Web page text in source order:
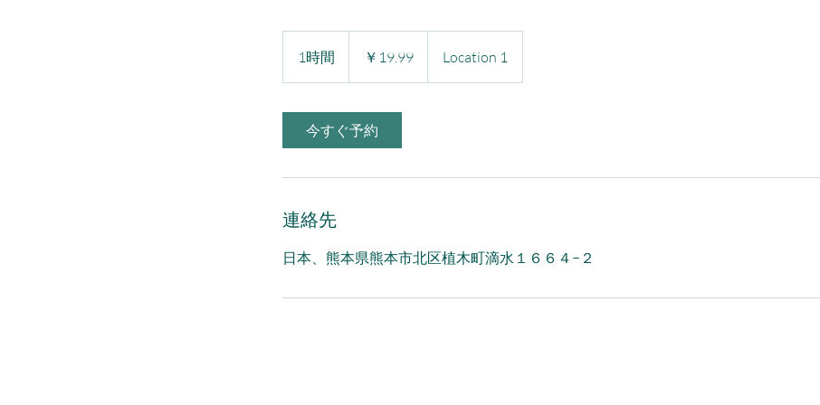
1時間
時
￥19.99 Location 1
今すぐ予約
連絡先
日本、熊本県熊本市北区植木町滴水１６６４−２